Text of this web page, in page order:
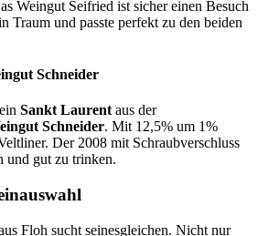
Weingut Seifried ist sicher einen Besuch
Traum und passte perfekt zu den beiden
Schneider
Sankt Laurent aus der
Schneider. Mit 12,5% um 1%
Der 2008 mit Schraubverschluss
und gut zu trinken.
Floh sucht seinesgleichen. Nicht nur